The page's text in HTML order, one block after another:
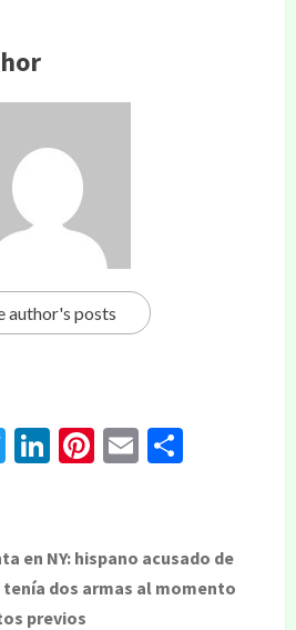
author's posts
Twitter
LinkedIn
Pinterest
Email
en NY: hispano acusado de
tenía dos armas al momento
previos